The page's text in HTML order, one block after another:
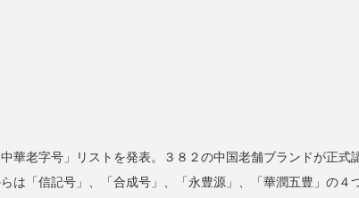
華老字号」リストを発表。３８２の中国老舗ブランドが正式
は「信記号」、「合成号」、「永豊源」、「華潤五豊」の４